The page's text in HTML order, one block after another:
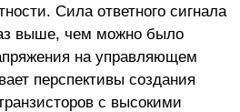
Сила ответного сигнала
выше, чем можно было
на управляющем
перспективы создания
с высокими